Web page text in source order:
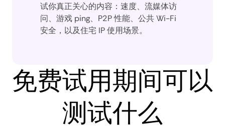
试你真正关心的内容：速度、流媒体访
问、游戏 ping、P2P 性能、公共 Wi-Fi
安全，以及住宅 IP 使用场景。
免费试用期间可以
测试什么